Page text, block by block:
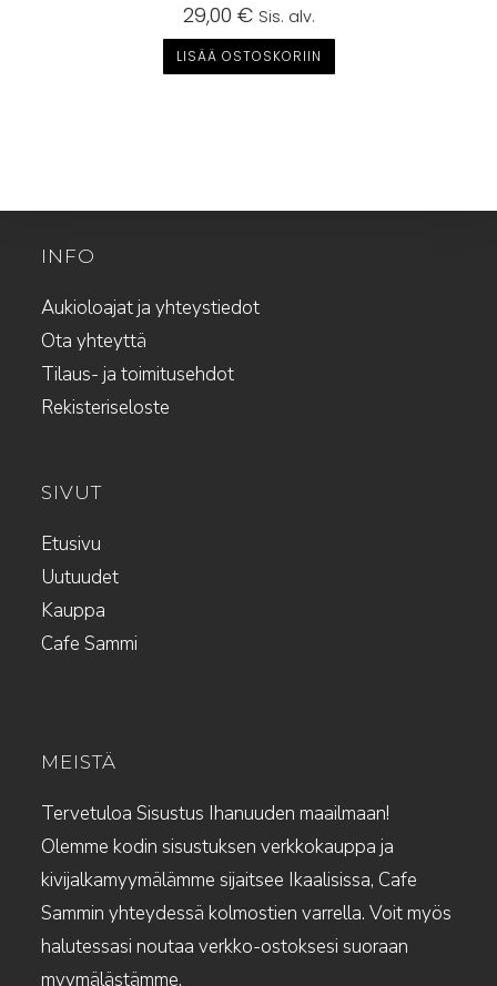
29,00 € Sis. alv.
LISÄÄ OSTOSKORIIN
INFO
Aukioloajat ja yhteystiedot
Ota yhteyttä
Tilaus- ja toimitusehdot
Rekisteriseloste
SIVUT
Etusivu
Uutuudet
Kauppa
Cafe Sammi
MEISTÄ
Tervetuloa Sisustus Ihanuuden maailmaan!
Olemme kodin sisustuksen verkkokauppa ja
kivijalkamyymälämme sijaitsee Ikaalisissa, Cafe
Sammin yhteydessä kolmostien varrella. Voit myös
halutessasi noutaa verkko-ostoksesi suoraan
myymälästämme.